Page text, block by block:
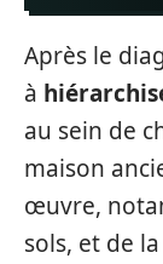
Après le
à
au sein de
maison
œuvre,
sols, et de